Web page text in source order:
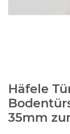
Häfele
35mm